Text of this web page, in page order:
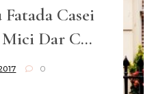
Casei
Dar Cu
0